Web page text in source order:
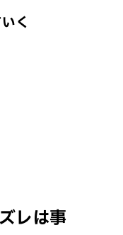
く
レは事